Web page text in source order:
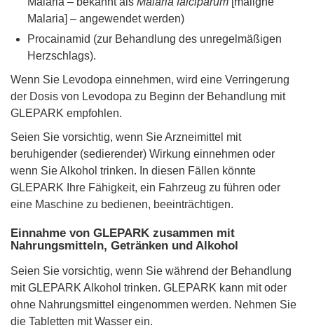
Malaria] – angewendet werden)
Procainamid (zur Behandlung des unregelmäßigen
Herzschlags).
Wenn Sie Levodopa einnehmen, wird eine Verringerung
der Dosis von Levodopa zu Beginn der Behandlung mit
GLEPARK empfohlen.
Seien Sie vorsichtig, wenn Sie Arzneimittel mit
beruhigender (sedierender) Wirkung einnehmen oder
wenn Sie Alkohol trinken. In diesen Fällen könnte
GLEPARK Ihre Fähigkeit, ein Fahrzeug zu führen oder
eine Maschine zu bedienen, beeinträchtigen.
Einnahme von GLEPARK zusammen mit
Nahrungsmitteln, Getränken und Alkohol
Seien Sie vorsichtig, wenn Sie während der Behandlung
mit GLEPARK Alkohol trinken. GLEPARK kann mit oder
ohne Nahrungsmittel eingenommen werden. Nehmen Sie
die Tabletten mit Wasser ein.